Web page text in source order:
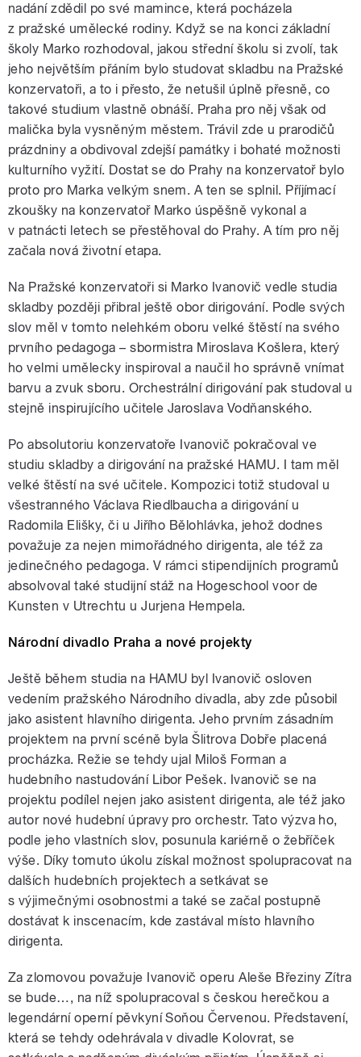
nadání zdědil po své mamince, která pocházela
z pražské umělecké rodiny. Když se na konci základní
školy Marko rozhodoval, jakou střední školu si zvolí, tak
jeho největším přáním bylo studovat skladbu na Pražské
konzervatoři, a to i přesto, že netušil úplně přesně, co
takové studium vlastně obnáší. Praha pro něj však od
malička byla vysněným městem. Trávil zde u prarodičů
prázdniny a obdivoval zdejší památky i bohaté možnosti
kulturního vyžití. Dostat se do Prahy na konzervatoř bylo
proto pro Marka velkým snem. A ten se splnil. Příjímací
zkoušky na konzervatoř Marko úspěšně vykonal a
v patnácti letech se přestěhoval do Prahy. A tím pro něj
začala nová životní etapa.
Na Pražské konzervatoři si Marko Ivanovič vedle studia
skladby později přibral ještě obor dirigování. Podle svých
slov měl v tomto nelehkém oboru velké štěstí na svého
prvního pedagoga – sbormistra Miroslava Košlera, který
ho velmi umělecky inspiroval a naučil ho správně vnímat
barvu a zvuk sboru. Orchestrální dirigování pak studoval u
stejně inspirujícího učitele Jaroslava Vodňanského.
Po absolutoriu konzervatoře Ivanovič pokračoval ve
studiu skladby a dirigování na pražské HAMU. I tam měl
velké štěstí na své učitele. Kompozici totiž studoval u
všestranného Václava Riedlbaucha a dirigování u
Radomila Elišky, či u Jiřího Bělohlávka, jehož dodnes
považuje za nejen mimořádného dirigenta, ale též za
jedinečného pedagoga. V rámci stipendijních programů
absolvoval také studijní stáž na Hogeschool voor de
Kunsten v Utrechtu u Jurjena Hempela.
Národní divadlo Praha a nové projekty
Ještě během studia na HAMU byl Ivanovič osloven
vedením pražského Národního divadla, aby zde působil
jako asistent hlavního dirigenta. Jeho prvním zásadním
projektem na první scéně byla Šlitrova Dobře placená
procházka. Režie se tehdy ujal Miloš Forman a
hudebního nastudování Libor Pešek. Ivanovič se na
projektu podílel nejen jako asistent dirigenta, ale též jako
autor nové hudební úpravy pro orchestr. Tato výzva ho,
podle jeho vlastních slov, posunula kariérně o žebříček
výše. Díky tomuto úkolu získal možnost spolupracovat na
dalších hudebních projektech a setkávat se
s výjimečnými osobnostmi a také se začal postupně
dostávat k inscenacím, kde zastával místo hlavního
dirigenta.
Za zlomovou považuje Ivanovič operu Aleše Březiny Zítra
se bude…, na níž spolupracoval s českou herečkou a
legendární operní pěvkyní Soňou Červenou. Představení,
která se tehdy odehrávala v divadle Kolovrat, se